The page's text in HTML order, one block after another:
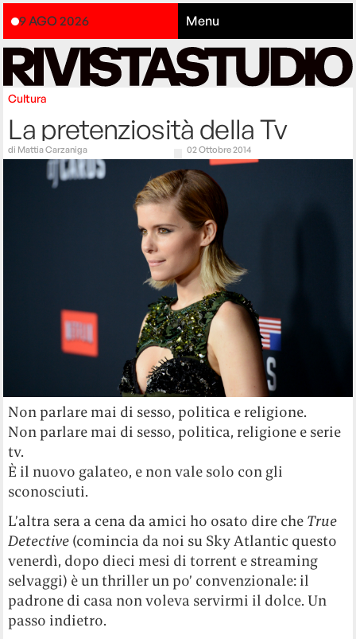
9 AGO 2026 Menu
Cultura
La pretenziosità della Tv
di Mattia Carzaniga 02 Ottobre 2014
Non parlare mai di sesso, politica e religione.
Non parlare mai di sesso, politica, religione e serie
tv.
È il nuovo galateo, e non vale solo con gli
sconosciuti.
L’altra sera a cena da amici ho osato dire che True
Detective (comincia da noi su Sky Atlantic questo
venerdì, dopo dieci mesi di torrent e streaming
selvaggi) è un thriller un po’ convenzionale: il
padrone di casa non voleva servirmi il dolce. Un
passo indietro.